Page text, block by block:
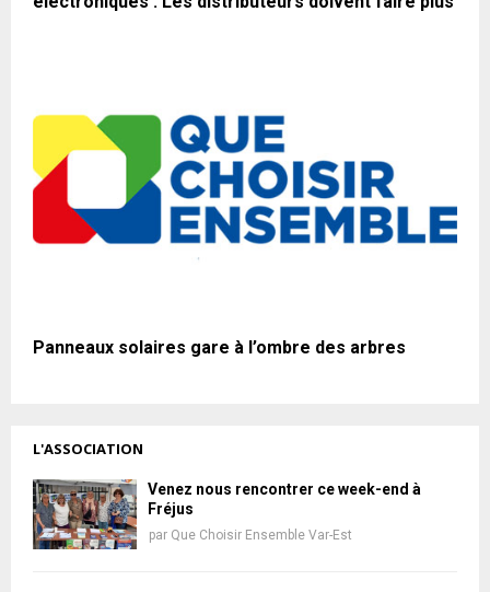
Panneaux solaires gare à l’ombre des arbres
L'ASSOCIATION
Venez nous rencontrer ce week-end à
Fréjus
par Que Choisir Ensemble Var-Est